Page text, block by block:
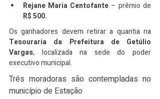
Rejane Maria Centofante
R$ 500.
Tesouraria da Prefeitura de Getúlio
Vargas, localizada na sede do poder
executivo municipal.
Três moradoras são contempladas no
município de Estação